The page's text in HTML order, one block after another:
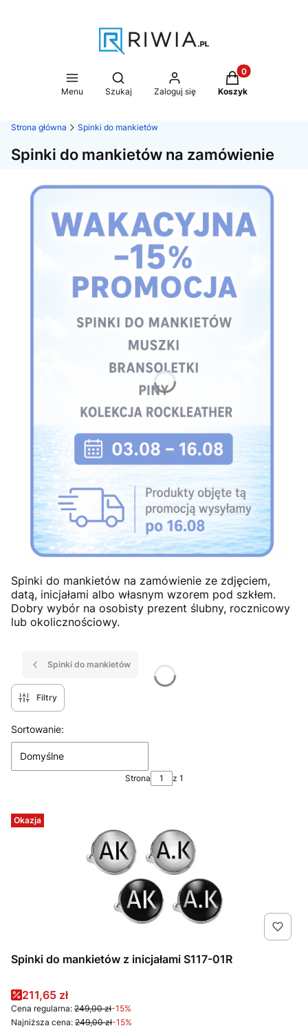
Menu
Otwórz wyszukiwarkę
Szukaj Zaloguj się
Produkty w
Koszyk
Strona główna Spinki do mankietów
Spinki do mankietów na zamówienie
Spinki do mankietów na zamówienie ze zdjęciem,
datą, inicjałami albo własnym wzorem pod szkłem.
Dobry wybór na osobisty prezent ślubny, rocznicowy
lub okolicznościowy.
Spinki do mankietów
Filtry
Lista produktów
Sortowanie:
Domyślne
Strona z 1
Okazja
Spinki do mankietów z inicjałami S117-01R
Cena promocyjna
211,65 zł
Cena regularna: 249,00 zł-15%
Najniższa cena: 249,00 zł-15%